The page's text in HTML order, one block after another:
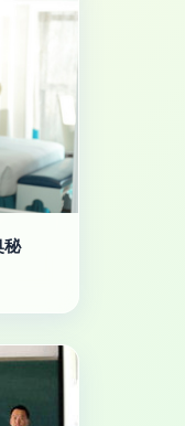
秘